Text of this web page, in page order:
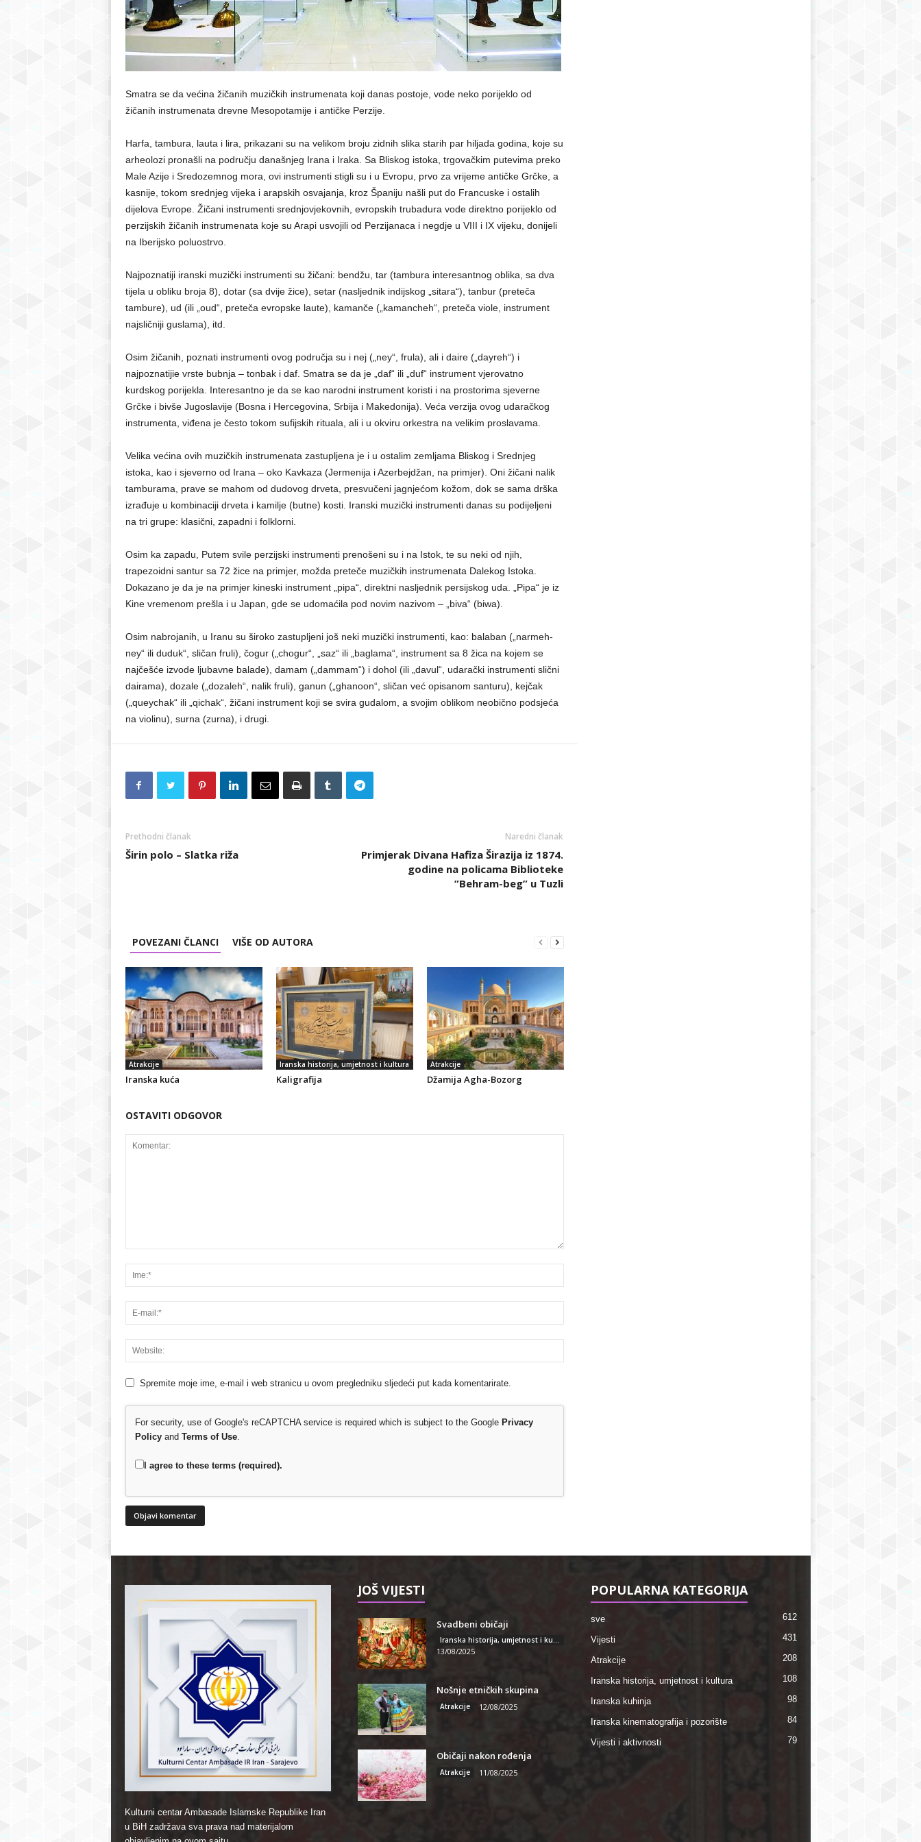
r
S
a
j
e
v
Smatra se da većina žičanih muzičkih instrumenata koji danas postoje, vode neko porijeklo od
žičanih instrumenata drevne Mesopotamije i antičke Perzije.
Harfa, tambura, lauta i lira, prikazani su na velikom broju zidnih slika starih par hiljada godina, koje su
arheolozi pronašli na području današnjeg Irana i Iraka. Sa Bliskog istoka, trgovačkim putevima preko
Male Azije i Sredozemnog mora, ovi instrumenti stigli su i u Evropu, prvo za vrijeme antičke Grčke, a
kasnije, tokom srednjeg vijeka i arapskih osvajanja, kroz Španiju našli put do Francuske i ostalih
dijelova Evrope. Žičani instrumenti srednjovjekovnih, evropskih trubadura vode direktno porijeklo od
perzijskih žičanih instrumenata koje su Arapi usvojili od Perzijanaca i negdje u VIII i IX vijeku, donijeli
na Iberijsko poluostrvo.
Najpoznatiji iranski muzički instrumenti su žičani: bendžu, tar (tambura interesantnog oblika, sa dva
tijela u obliku broja 8), dotar (sa dvije žice), setar (nasljednik indijskog „sitara“), tanbur (preteča
tambure), ud (ili „oud“, preteča evropske laute), kamanče („kamancheh“, preteča viole, instrument
najsličniji guslama), itd.
Osim žičanih, poznati instrumenti ovog područja su i nej („ney“, frula), ali i daire („dayreh“) i
najpoznatijie vrste bubnja – tonbak i daf. Smatra se da je „daf“ ili „duf“ instrument vjerovatno
kurdskog porijekla. Interesantno je da se kao narodni instrument koristi i na prostorima sjeverne
Grčke i bivše Jugoslavije (Bosna i Hercegovina, Srbija i Makedonija). Veća verzija ovog udaračkog
instrumenta, viđena je često tokom sufijskih rituala, ali i u okviru orkestra na velikim proslavama.
Velika većina ovih muzičkih instrumenata zastupljena je i u ostalim zemljama Bliskog i Srednjeg
istoka, kao i sjeverno od Irana – oko Kavkaza (Jermenija i Azerbejdžan, na primjer). Oni žičani nalik
tamburama, prave se mahom od dudovog drveta, presvučeni jagnjećom kožom, dok se sama drška
izrađuje u kombinaciji drveta i kamilje (butne) kosti. Iranski muzički instrumenti danas su podijeljeni
na tri grupe: klasični, zapadni i folklorni.
Osim ka zapadu, Putem svile perzijski instrumenti prenošeni su i na Istok, te su neki od njih,
trapezoidni santur sa 72 žice na primjer, možda preteče muzičkih instrumenata Dalekog Istoka.
Dokazano je da je na primjer kineski instrument „pipa“, direktni nasljednik persijskog uda. „Pipa“ je iz
Kine vremenom prešla i u Japan, gde se udomaćila pod novim nazivom – „biva“ (biwa).
Osim nabrojanih, u Iranu su široko zastupljeni još neki muzički instrumenti, kao: balaban („narmeh-
ney“ ili duduk“, sličan fruli), čogur („chogur“, „saz“ ili „baglama“, instrument sa 8 žica na kojem se
najčešće izvode ljubavne balade), damam („dammam“) i dohol (ili „davul“, udarački instrumenti slični
dairama), dozale („dozaleh“, nalik fruli), ganun („ghanoon“, sličan već opisanom santuru), kejčak
(„queychak“ ili „qichak“, žičani instrument koji se svira gudalom, a svojim oblikom neobično podsjeća
na violinu), surna (zurna), i drugi.
Prethodni članak
Širin polo – Slatka riža
Naredni članak
Primjerak Divana Hafiza Širazija iz 1874.
godine na policama Biblioteke
”Behram-beg” u Tuzli
POVEZANI ČLANCI VIŠE OD AUTORA
Atrakcije
Iranska kuća
Iranska historija, umjetnost i kultura
Kaligrafija
Atrakcije
Džamija Agha-Bozorg
OSTAVITI ODGOVOR
Spremite moje ime, e-mail i web stranicu u ovom pregledniku sljedeći put kada komentarirate.
For security, use of Google's reCAPTCHA service is required which is subject to the Google Privacy
Policyand Terms of Use.
I agree to these terms (required).
Kulturni centar Ambasade Islamske Republike Iran
u BiH zadržava sva prava nad materijalom
JOŠ VIJESTI
Svadbeni običaji
Iranska historija, umjetnost i kultura
13/08/2025
Nošnje etničkih skupina
Atrakcije 12/08/2025
Običaji nakon rođenja
Atrakcije 11/08/2025
POPULARNA KATEGORIJA
sve 612
Vijesti 431
Atrakcije 208
Iranska historija, umjetnost i kultura 108
Iranska kuhinja 98
Iranska kinematografija i pozorište 84
Vijesti i aktivnosti 79